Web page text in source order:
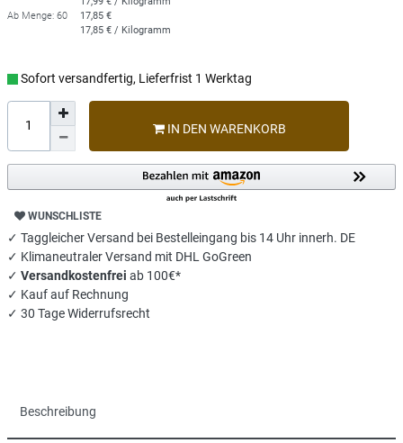
Ab Menge: 60
17,85 €
17,85 € / Kilogramm
Sofort versandfertig, Lieferfrist 1 Werktag
IN DEN WARENKORB
WUNSCHLISTE
✓ Taggleicher Versand bei Bestelleingang bis 14 Uhr innerh. DE
✓ Klimaneutraler Versand mit DHL GoGreen
✓ Versandkostenfrei ab 100€*
✓ Kauf auf Rechnung
✓ 30 Tage Widerrufsrecht
Beschreibung